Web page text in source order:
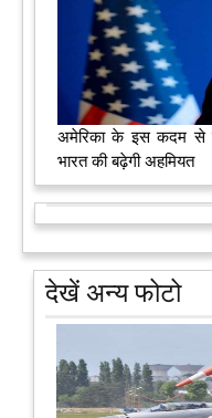
अमेरिका के इस कदम से
भारत की बढ़ेगी अहमियत
देखें अन्य फोटो